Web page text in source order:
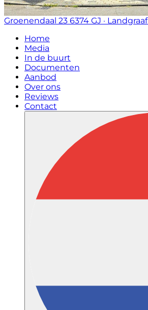
Groenendaal 23 6374 GJ · Landgraaf
Home
Media
In de buurt
Documenten
Aanbod
Over ons
Reviews
Contact